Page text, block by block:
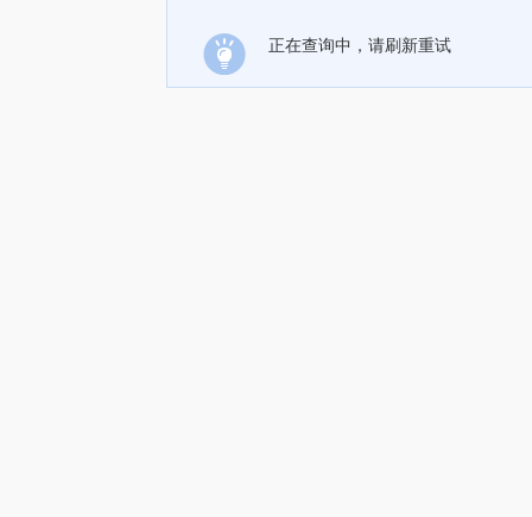
正在查询中，请刷新重试